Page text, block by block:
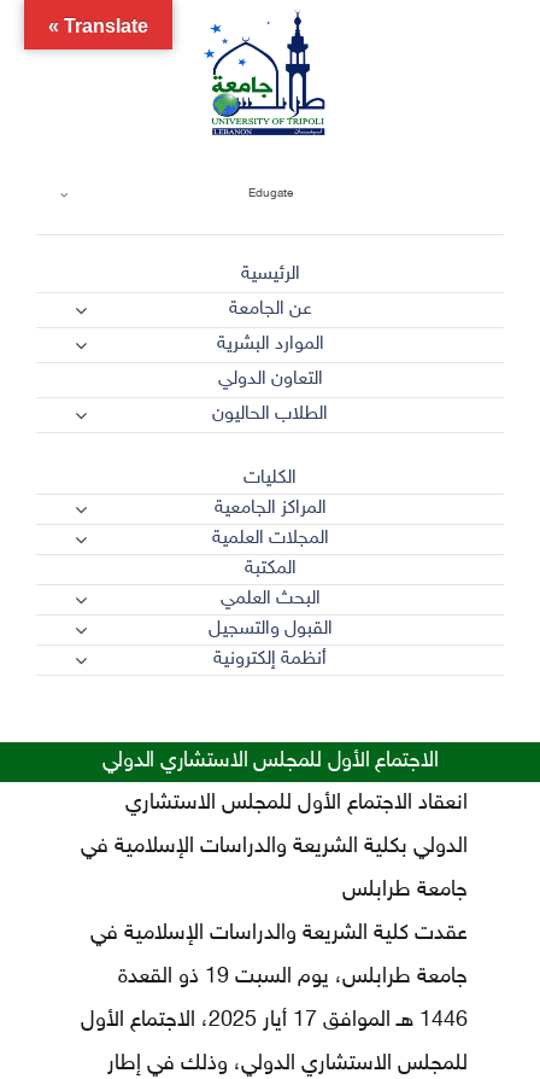
Edugate
الرئيسية
عن الجامعة
الموارد البشرية
التعاون الدولي
الطلاب الحاليون
الكليات
المراكز الجامعية
المجلات العلمية
المكتبة
البحث العلمي
القبول والتسجيل
أنظمة إلكترونية
الاجتماع الأول للمجلس الاستشاري الدولي
انعقاد الاجتماع الأول للمجلس الاستشاري
الدولي بكلية الشريعة والدراسات الإسلامية في
جامعة طرابلس
عقدت كلية الشريعة والدراسات الإسلامية في
جامعة طرابلس، يوم السبت 19 ذو القعدة
1446 هـ الموافق 17 أيار 2025، الاجتماع الأول
للمجلس الاستشاري الدولي، وذلك في إطار
Translate »